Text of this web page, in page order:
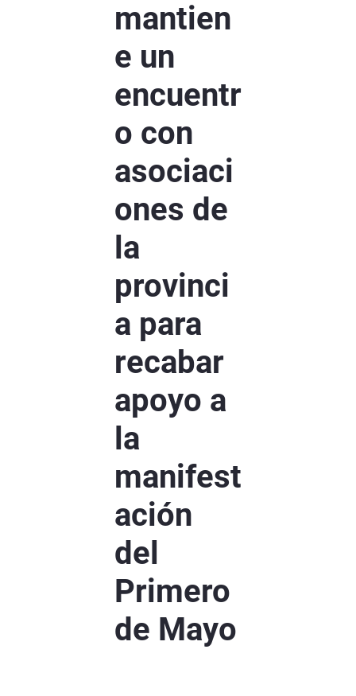
mantien
e un
encuentr
o con
asociaci
ones de
la
provinci
a para
recabar
apoyo a
la
manifest
ación
del
Primero
de Mayo